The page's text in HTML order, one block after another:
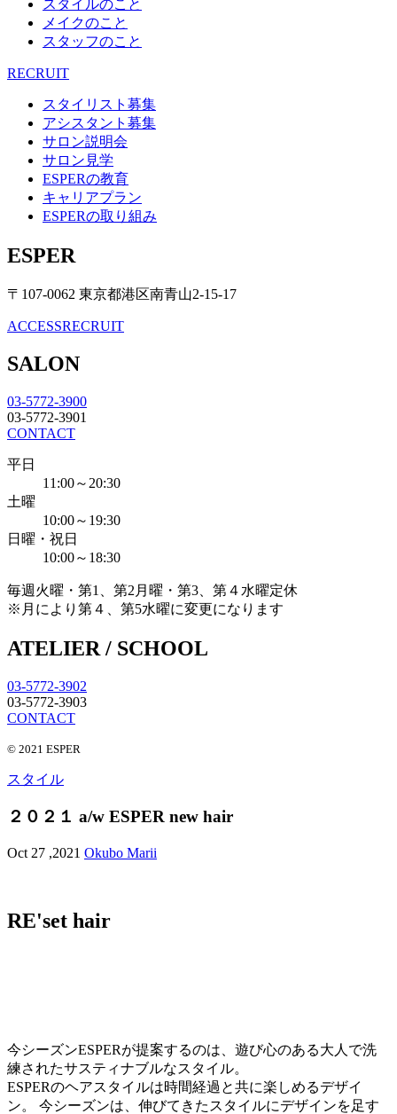
スタイルのこと
メイクのこと
スタッフのこと
RECRUIT
スタイリスト募集
アシスタント募集
サロン説明会
サロン見学
ESPERの教育
キャリアプラン
ESPERの取り組み
ESPER
〒107-0062 東京都港区南青山2-15-17
ACCESSRECRUIT
SALON
03-5772-3900
03-5772-3901
CONTACT
平日
11:00～20:30
土曜
10:00～19:30
日曜・祝日
10:00～18:30
毎週火曜・第1、第2月曜・第3、第４水曜定休
※月により第４、第5水曜に変更になります
ATELIER / SCHOOL
03-5772-3902
03-5772-3903
CONTACT
© 2021 ESPER
スタイル
２０２１ a/w ESPER new hair
Oct 27 ,2021 Okubo Marii
RE'set hair
今シーズンESPERが提案するのは、遊び心のある大人で洗
練されたサスティナブルなスタイル。
ESPERのヘアスタイルは時間経過と共に楽しめるデザイ
ン。 今シーズンは、伸びてきたスタイルにデザインを足す